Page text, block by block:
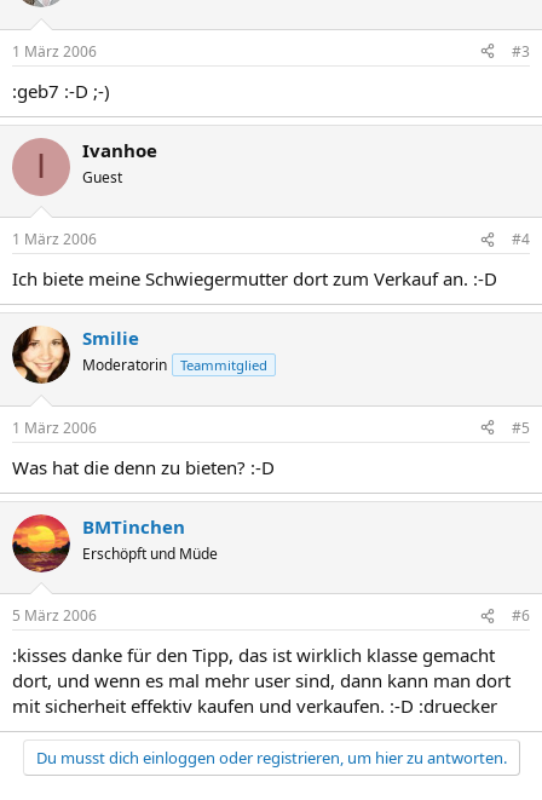
1 März 2006 #3
:geb7 :-D ;-)
I Ivanhoe
Guest
1 März 2006 #4
Ich biete meine Schwiegermutter dort zum Verkauf an. :-D
Smilie
Moderatorin Teammitglied
1 März 2006 #5
Was hat die denn zu bieten? :-D
BMTinchen
Erschöpft und Müde
5 März 2006 #6
:kisses danke für den Tipp, das ist wirklich klasse gemacht
dort, und wenn es mal mehr user sind, dann kann man dort
mit sicherheit effektiv kaufen und verkaufen. :-D :druecker
Du musst dich einloggen oder registrieren, um hier zu antworten.